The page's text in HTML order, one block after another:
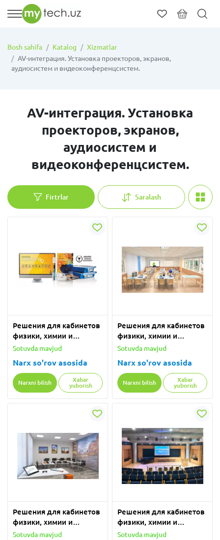
Bosh sahifa Katalog
Xizmatlar
AV-интеграция. Установка проекторов, экранов,
аудиосистем и видеоконференцсистем.
AV-интеграция. Установка
проекторов, экранов,
аудиосистем и
видеоконференцсистем.
Firtrlar Saralash
Решения для кабинетов
физики, химии и
биологии с
Sotuvda mavjud
Narx so'rov asosida
Narxni bilish
Xabar
yuborish
Решения для кабинетов
физики, химии и
биологии с
Sotuvda mavjud
Narx so'rov asosida
Narxni bilish
Xabar
yuborish
Решения для кабинетов
физики, химии и
биологии с
Sotuvda mavjud
Решения для кабинетов
физики, химии и
биологии с
Sotuvda mavjud